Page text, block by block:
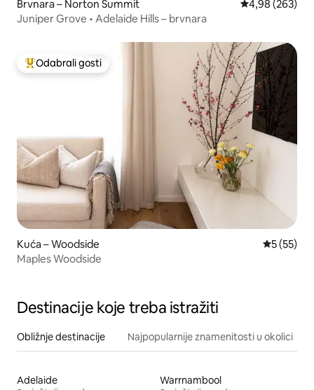
Brvnara – Norton Summit Prosječna
4,98 (263)
Juniper Grove • Adelaide Hills – brvnara
Među najviše rangiranima s oznakom „Odabrali gosti”
Odabrali gosti
Kuća – Woodside Prosječna
5 (55)
Maples Woodside
Destinacije koje treba istražiti
Obližnje destinacije Najpopularnije znamenitosti u okolici
Adelaide
Warrnambool